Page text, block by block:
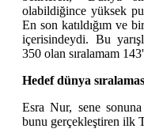
olabildiğince yüksek
En son katıldığım ve
içerisindeydi. Bu
350 olan sıralamam
Hedef dünya
Esra Nur, sene
bunu gerçekleştiren ilk